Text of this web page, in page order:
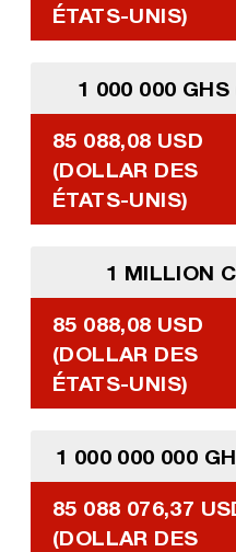
ÉTATS-UNIS)
1 000 000 GHS
85 088,08 USD
(DOLLAR DES
ÉTATS-UNIS)
1 MILLION
85 088,08 USD
(DOLLAR DES
ÉTATS-UNIS)
1 000 000 000
85 088 076,37
(DOLLAR DES